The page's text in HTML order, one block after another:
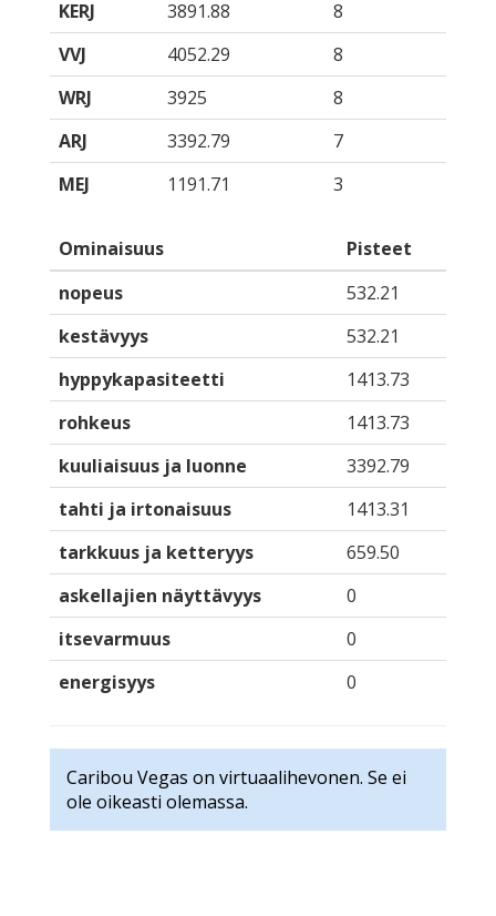
KERJ
3891.88
8
VVJ
4052.29
8
WRJ
3925
8
ARJ
3392.79
7
MEJ
1191.71 3
Ominaisuus
Pisteet
nopeus
532.21
kestävyys
532.21
hyppykapasiteetti
1413.73
rohkeus
1413.73
kuuliaisuus ja luonne
3392.79
tahti ja irtonaisuus
1413.31
tarkkuus ja ketteryys
659.50
askellajien näyttävyys
0
itsevarmuus
0
energisyys
0
Caribou Vegas on virtuaalihevonen. Se ei
ole oikeasti olemassa.